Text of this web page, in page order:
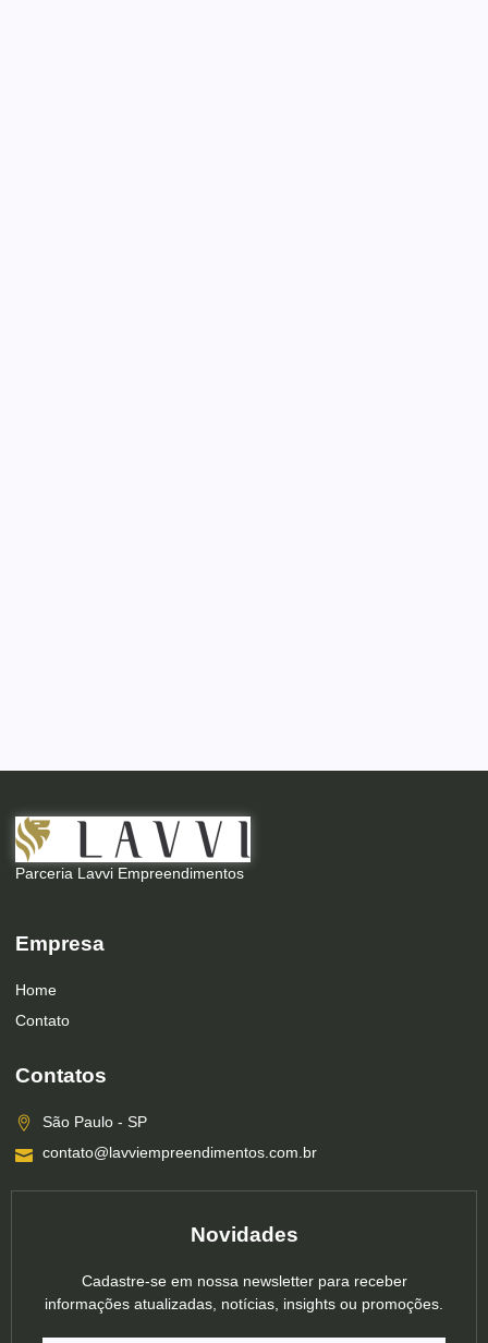
Parceria Lavvi Empreendimentos
Empresa
Home
Contato
Contatos
São Paulo - SP
contato@lavviempreendimentos.com.br
Novidades
Cadastre-se em nossa newsletter para receber
informações atualizadas, notícias, insights ou promoções.